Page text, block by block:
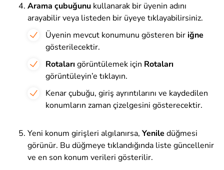
Arama çubuğunu kullanarak bir üyenin adını
arayabilir veya listeden bir üyeye tıklayabilirsiniz.
Üyenin mevcut konumunu gösteren bir iğne
gösterilecektir.
Rotaları görüntülemek için Rotaları
görüntüleyin’e tıklayın.
Kenar çubuğu, giriş ayrıntılarını ve kaydedilen
konumların zaman çizelgesini gösterecektir.
Yeni konum girişleri algılanırsa, Yenile düğmesi
görünür. Bu düğmeye tıklandığında liste güncellenir
ve en son konum verileri gösterilir.